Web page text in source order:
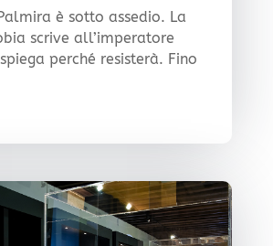
è sotto assedio. La
scrive all’imperatore
perché resisterà. Fino